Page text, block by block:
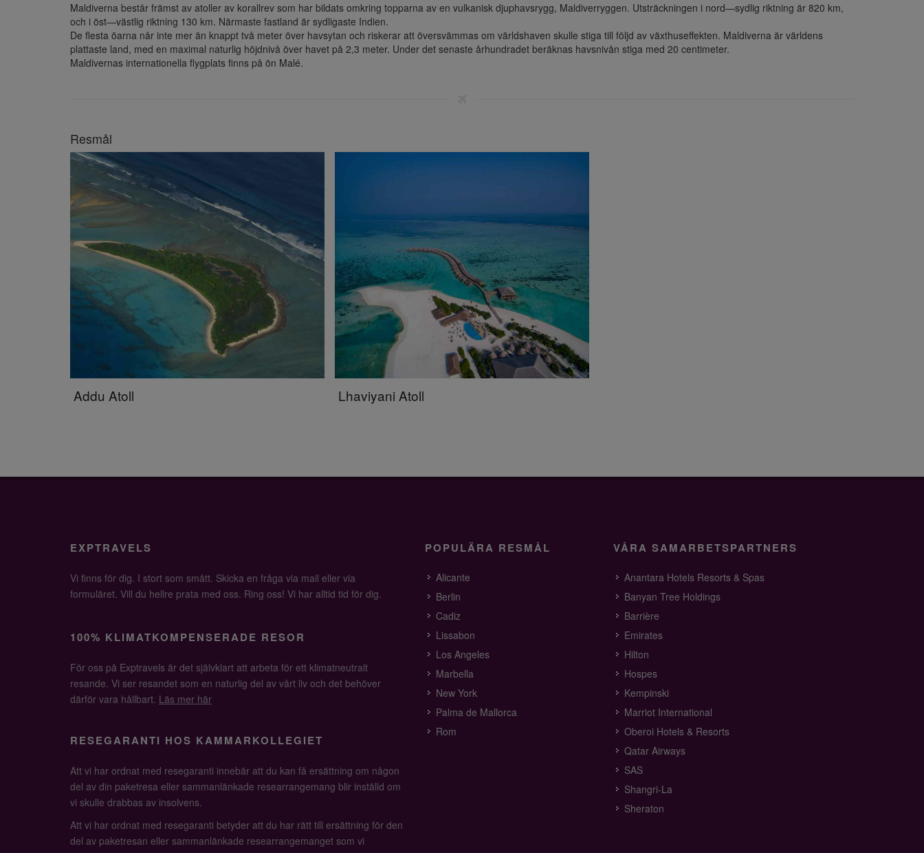
Maldiverna består främst av atoller av korallrev som har bildats omkring topparna av en vulkanisk djuphavsrygg, Maldiverryggen. Utsträckningen i nord—sydlig riktning är 820 km,
och i öst—västlig riktning 130 km. Närmaste fastland är sydligaste Indien.
De flesta öarna når inte mer än knappt två meter över havsytan och riskerar att översvämmas om världshaven skulle stiga till följd av växthuseffekten. Maldiverna är världens
plattaste land, med en maximal naturlig höjdnivå över havet på 2,3 meter. Under det senaste århundradet beräknas havsnivån stiga med 20 centimeter.
Maldivernas internationella flygplats finns på ön Malé.
Resmål
Addu Atoll Lhaviyani Atoll
EXPTRAVELS
Vi finns för dig. I stort som smått. Skicka en fråga via mail eller via
formuläret. Vill du hellre prata med oss. Ring oss! Vi har alltid tid för dig.
100% KLIMATKOMPENSERADE RESOR
För oss på Exptravels är det självklart att arbeta för ett klimatneutralt
resande. Vi ser resandet som en naturlig del av vårt liv och det behöver
därför vara hållbart. Läs mer här
RESEGARANTI HOS KAMMARKOLLEGIET
Att vi har ordnat med resegaranti innebär att du kan få ersättning om någon
del av din paketresa eller sammanlänkade researrangemang blir inställd om
vi skulle drabbas av insolvens.
Att vi har ordnat med resegaranti betyder att du har rätt till ersättning för den
del av paketresan eller sammanlänkade researrangemanget som vi
POPULÄRA RESMÅL
Alicante
Berlin
Cadiz
Lissabon
Los Angeles
Marbella
New York
Palma de Mallorca
Rom
VÅRA SAMARBETSPARTNERS
Anantara Hotels Resorts & Spas
Banyan Tree Holdings
Barrière
Emirates
Hilton
Hospes
Kempinski
Marriot International
Oberoi Hotels & Resorts
Qatar Airways
SAS
Shangri-La
Sheraton